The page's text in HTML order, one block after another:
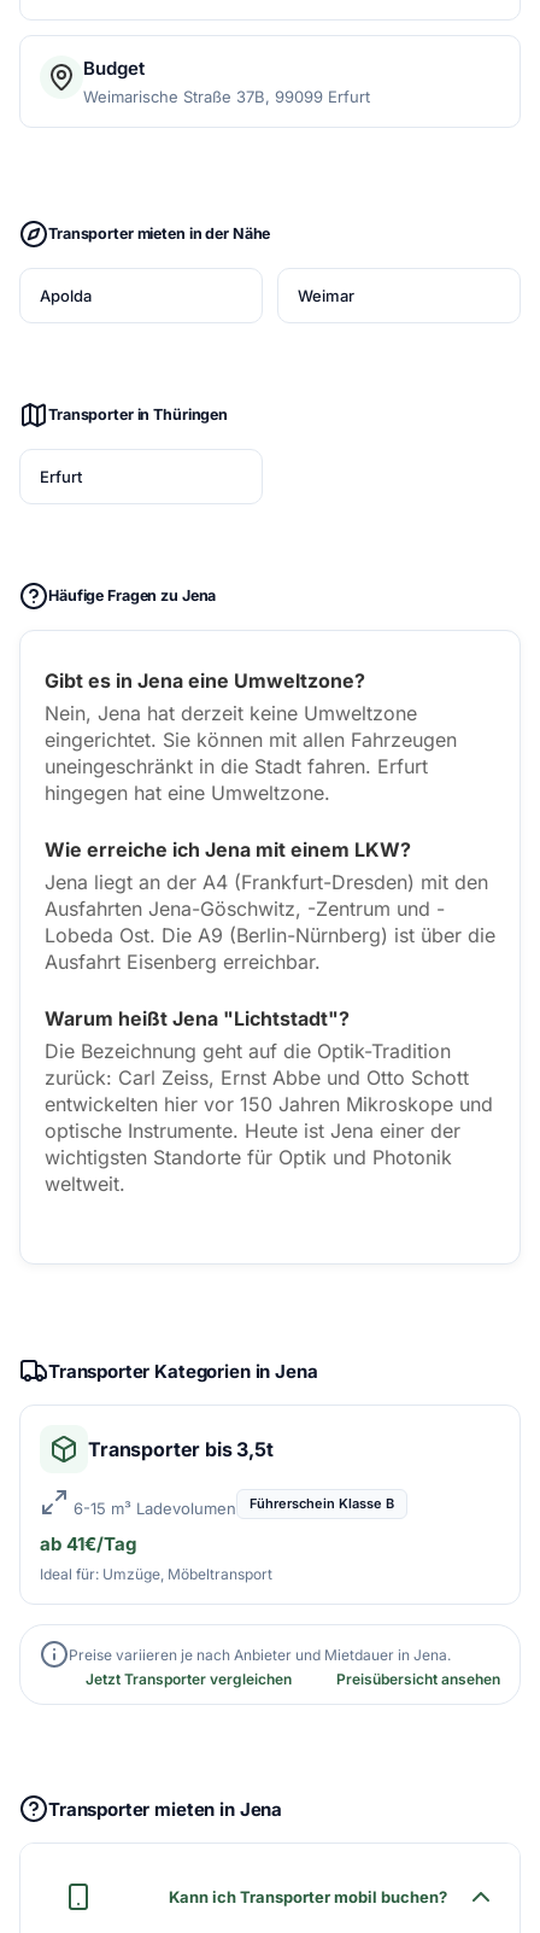
Budget
Weimarische Straße 37B, 99099 Erfurt
Transporter mieten in der Nähe
Apolda Weimar
Transporter in Thüringen
Erfurt
Häufige Fragen zu Jena
Gibt es in Jena eine Umweltzone?
Nein, Jena hat derzeit keine Umweltzone
eingerichtet. Sie können mit allen Fahrzeugen
uneingeschränkt in die Stadt fahren. Erfurt
hingegen hat eine Umweltzone.
Wie erreiche ich Jena mit einem LKW?
Jena liegt an der A4 (Frankfurt-Dresden) mit den
Ausfahrten Jena-Göschwitz, -Zentrum und -
Lobeda Ost. Die A9 (Berlin-Nürnberg) ist über die
Ausfahrt Eisenberg erreichbar.
Warum heißt Jena "Lichtstadt"?
Die Bezeichnung geht auf die Optik-Tradition
zurück: Carl Zeiss, Ernst Abbe und Otto Schott
entwickelten hier vor 150 Jahren Mikroskope und
optische Instrumente. Heute ist Jena einer der
wichtigsten Standorte für Optik und Photonik
weltweit.
Transporter Kategorien in Jena
Transporter bis 3,5t
6-15 m³ Ladevolumen Führerschein Klasse B
ab 41€/Tag
Ideal für: Umzüge, Möbeltransport
Preise variieren je nach Anbieter und Mietdauer in Jena.
Jetzt Transporter vergleichen
Preisübersicht ansehen
Transporter mieten in Jena
Kann ich Transporter mobil buchen?